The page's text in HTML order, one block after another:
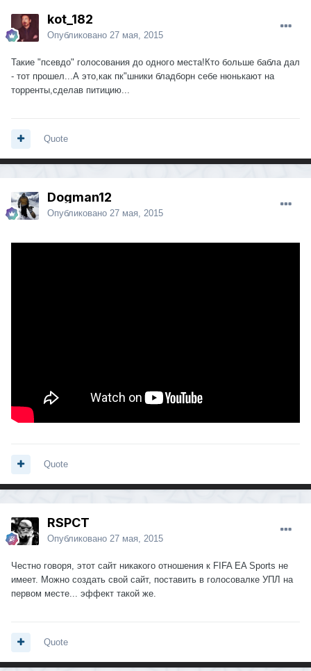
kot_182
Опубликовано 27 мая, 2015
Такие "псевдо" голосования до одного места!Кто больше бабла дал
- тот прошел...А это,как пк"шники бладборн себе нюнькают на
торренты,сделав питицию...
Quote
Dogman12
Опубликовано 27 мая, 2015
Quote
RSPCT
Опубликовано 27 мая, 2015
Честно говоря, этот сайт никакого отношения к FIFA EA Sports не
имеет. Можно создать свой сайт, поставить в голосовалке УПЛ на
первом месте... эффект такой же.
Quote